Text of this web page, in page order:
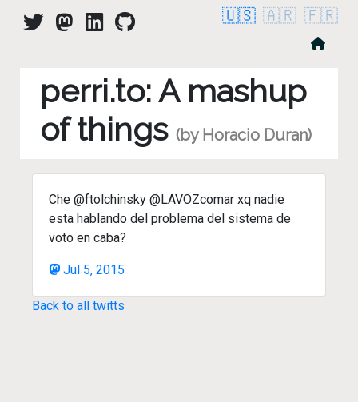
🇺🇸 🇦🇷 🇫🇷
perri.to: A mashup
of things (by Horacio Duran)
Che @ftolchinsky @LAVOZcomar xq nadie
esta hablando del problema del sistema de
voto en caba?
Jul 5, 2015
Back to all twitts